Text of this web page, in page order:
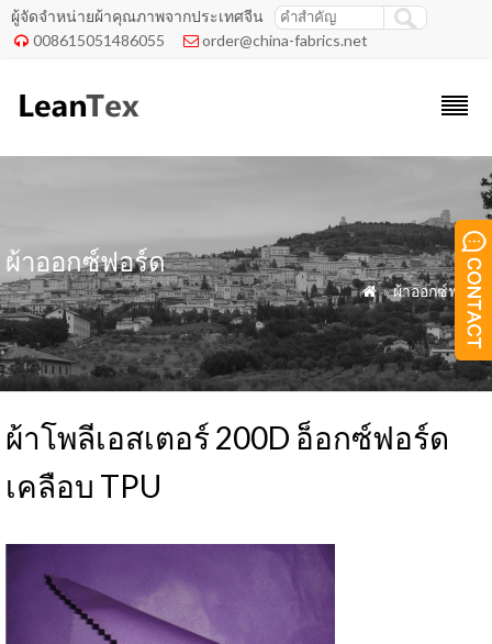
ผู้จัดจำหน่ายผ้าคุณภาพจากประเทศจีน
 008615051486055  order@china-fabrics.net
ผ้าออกซ์ฟอร์ด
 »ผ้าออกซ์ฟอร์ด
ผ้าโพลีเอสเตอร์ 200D อ็อกซ์ฟอร์ด
เคลือบ TPU